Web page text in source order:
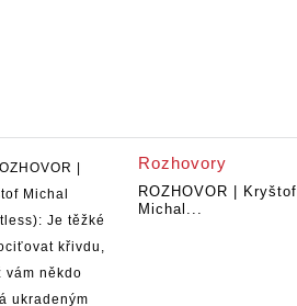
Rozhovory
ROZHOVOR | Kryštof
Michal...